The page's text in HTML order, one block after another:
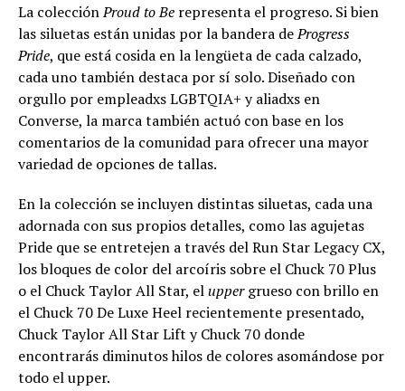
La colecciónProud to Be representa el progreso. Si bien
las siluetas están unidas por la bandera deProgress
Pride, que está cosida en la lengüeta de cada calzado,
cada uno también destaca por sí solo. Diseñado con
orgullo por empleadxs LGBTQIA+ y aliadxs en
Converse, la marca también actuó con base en los
comentarios de la comunidad para ofrecer una mayor
variedad de opciones de tallas.
En la colección se incluyen distintas siluetas, cada una
adornada con sus propios detalles, como las agujetas
Pride que se entretejen a través del Run Star Legacy CX,
los bloques de color del arcoíris sobre el Chuck 70 Plus
o el Chuck Taylor All Star, eluppergrueso con brillo en
el Chuck 70 De Luxe Heel recientemente presentado,
Chuck Taylor All Star Lift y Chuck 70 donde
encontrarás diminutos hilos de colores asomándose por
todo el upper.